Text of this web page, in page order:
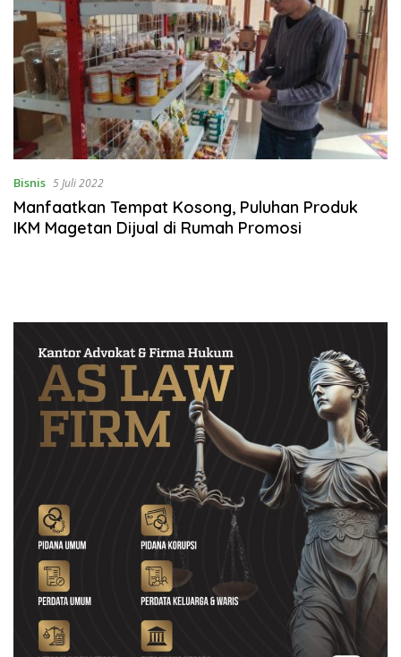
Bisnis 5 Juli 2022
Manfaatkan Tempat Kosong, Puluhan Produk
IKM Magetan Dijual di Rumah Promosi